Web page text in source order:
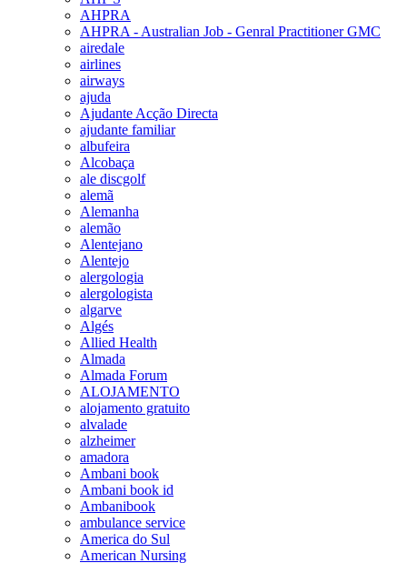
AHPRA
AHPRA - Australian Job - Genral Practitioner GMC
airedale
airlines
airways
ajuda
Ajudante Acção Directa
ajudante familiar
albufeira
Alcobaça
ale discgolf
alemã
Alemanha
alemão
Alentejano
Alentejo
alergologia
alergologista
algarve
Algés
Allied Health
Almada
Almada Forum
ALOJAMENTO
alojamento gratuito
alvalade
alzheimer
amadora
Ambani book
Ambani book id
Ambanibook
ambulance service
America do Sul
American Nursing